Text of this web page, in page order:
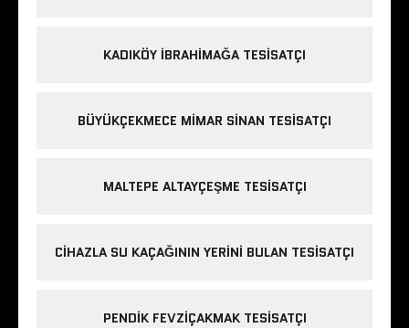
KADIKÖY IBRAHIMAĞA TESISATÇI
BÜYÜKÇEKMECE MIMAR SINAN TESISATÇI
MALTEPE ALTAYÇEŞME TESISATÇI
CIHAZLA SU KAÇAĞININ YERINI BULAN TESISATÇI
PENDIK FEVZIÇAKMAK TESISATÇI